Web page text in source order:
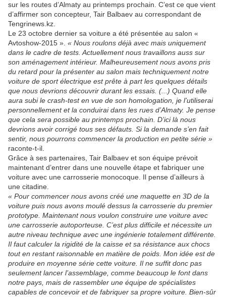
sur les routes d’Almaty au printemps prochain. C’est ce que vient
d’affirmer son concepteur, Tair Balbaev au correspondant de
Tengrinews.kz.
Le 23 octobre dernier sa voiture a été présentée au salon «
Avtoshow-2015 ». « Nous roulons déjà avec mais uniquement
dans le cadre de tests. Actuellement nous travaillons auss sur
son aménagement intérieur. Malheureusement nous avons pris
du retard pour la présenter au salon mais techniquement notre
voiture de sport électrique est prête à part les quelques détails
que nous devrions découvrir durant les essais. (...) Quand elle
aura subi le crash-test en vue de son homologation, je l’utiliserai
personnellement et la conduirai dans les rues d’Almaty. Je pense
que cela sera possible au printemps prochain. D’ici là nous
devrions avoir corrigé tous ses défauts. Si la demande s’en fait
sentir, nous pourrons commencer la production en petite série »
raconte-t-il.
Grâce à ses partenaires, Tair Balbaev et son équipe prévoit
maintenant d’entrer dans une nouvelle étape et fabriquer une
voiture avec une carrosserie monocoque. Il pense d’ailleurs à
une citadine.
« Pour commencer nous avons créé une maquette en 3D de la
voiture puis nous avons moulé dessus la carrosserie du premier
prototype. Maintenant nous voulon construire une voiture avec
une carrosserie autoporteuse. C’est plus difficile et nécessite un
autre niveau technique avec une ingénierie totalement différente.
Il faut calculer la rigidité de la caisse et sa résistance aux chocs
tout en restant raisonnable en matière de poids. Mon idée est de
produire en moyenne série cette voiture. Il ne suffit donc pas
seulement lancer l’assemblage, comme beaucoup le font dans
notre pays, mais de rassembler une équipe de spécialistes
capables de concevoir et de fabriquer sa propre voiture. Bien-sûr